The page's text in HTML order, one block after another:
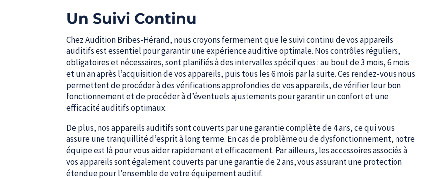
Un Suivi Continu
Chez Audition Bribes-Hérand, nous croyons fermement que le suivi continu de vos appareils
auditifs est essentiel pour garantir une expérience auditive optimale. Nos contrôles réguliers,
obligatoires et nécessaires, sont planifiés à des intervalles spécifiques : au bout de 3 mois, 6 mois
et un an après l’acquisition de vos appareils, puis tous les 6 mois par la suite. Ces rendez-vous nous
permettent de procéder à des vérifications approfondies de vos appareils, de vérifier leur bon
fonctionnement et de procéder à d’éventuels ajustements pour garantir un confort et une
efficacité auditifs optimaux.
De plus, nos appareils auditifs sont couverts par une garantie complète de 4 ans, ce qui vous
assure une tranquillité d’esprit à long terme. En cas de problème ou de dysfonctionnement, notre
équipe est là pour vous aider rapidement et efficacement. Par ailleurs, les accessoires associés à
vos appareils sont également couverts par une garantie de 2 ans, vous assurant une protection
étendue pour l’ensemble de votre équipement auditif.